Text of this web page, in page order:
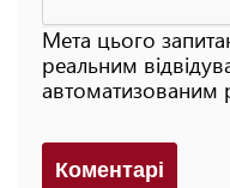
Мета цього
реальним
автоматизованим
Коментарi